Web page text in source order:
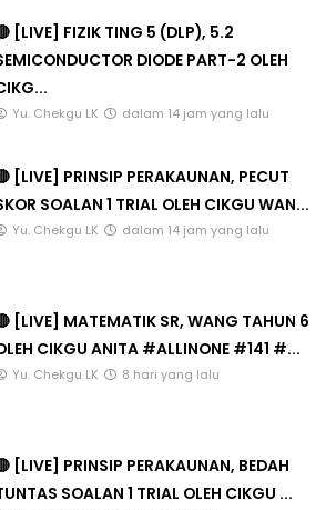
[LIVE] FIZIK TING 5 (DLP), 5.2
DIODE PART-2 OLEH
Yu. Chekgu LK dalam 14 jam yang lalu
[LIVE] PRINSIP PERAKAUNAN, PECUT
SOALAN 1 TRIAL OLEH CIKGU WAN...
Yu. Chekgu LK dalam 14 jam yang lalu
[LIVE] MATEMATIK SR, WANG TAHUN 6
CIKGU ANITA #ALLINONE #141 #...
Yu. Chekgu LK 8 hari yang lalu
[LIVE] PRINSIP PERAKAUNAN, BEDAH
SOALAN 1 TRIAL OLEH CIKGU ...